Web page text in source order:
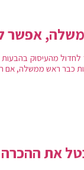
אפשר
מהעיסוק
כבר ראש ממשלה, אם
את